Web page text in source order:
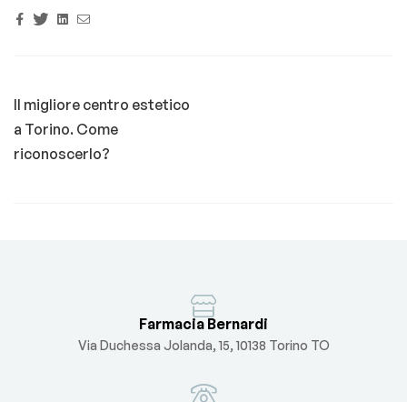
Facebook
TwitterLinkedin
Il migliore centro estetico
a Torino. Come
riconoscerlo?
Farmacia Bernardi
Via Duchessa Jolanda, 15, 10138 Torino TO